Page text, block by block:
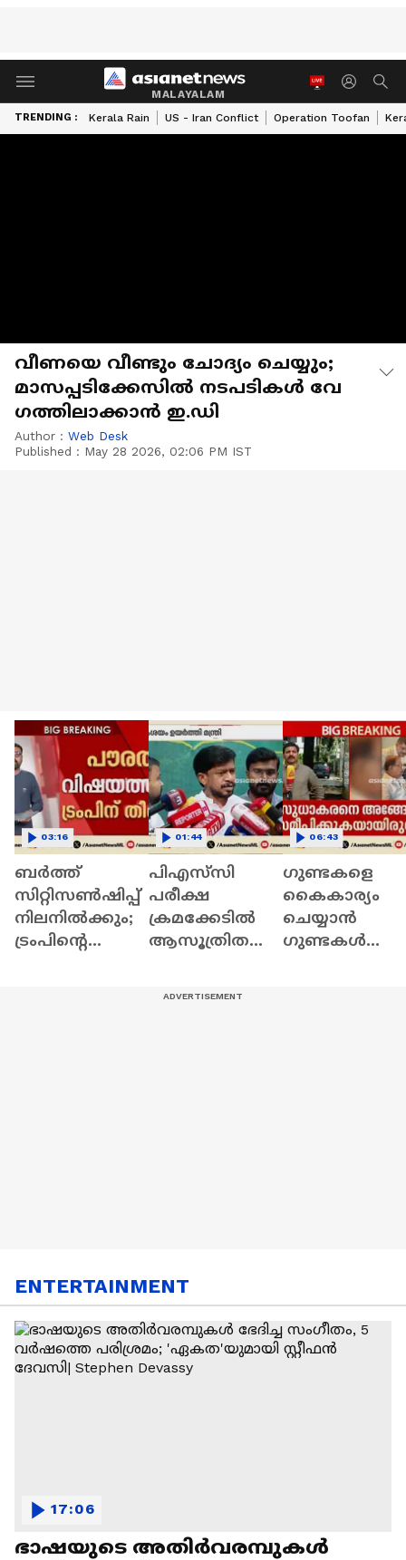
MALAYALAM
TRENDING : Kerala Rain US - Iran Conflict Operation Toofan
വീണയെ വീണ്ടും ചോദ്യം ചെയ്യും;
മാസപ്പടിക്കേസിൽ നടപടികൾ വേ​
ഗത്തിലാക്കാൻ ഇ.ഡി
Author : Web Desk
Published : May 28 2026, 02:06 PM IST
ബര്‍ത്ത്
സിറ്റിസണ്‍ഷിപ്പ്
നിലനില്‍ക്കും;
ട്രംപിന്‍റെ
03:16
പിഎസ്‌സി
പരീക്ഷ
ക്രമക്കേടില്‍
ആസൂത്രിത
01:44
ഗുണ്ടകളെ
കെെകാര്യം
ചെയ്യാൻ ​
ഗുണ്ടകൾ
06:43
ENTERTAINMENT
ഭാഷയുടെ അതിർവരമ്പുകൾ
17:06